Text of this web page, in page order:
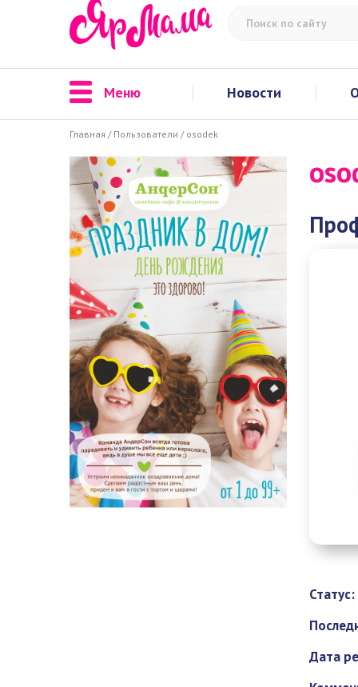
Меню Новости
Главная / Пользователи / osodek
Статус:
Дата